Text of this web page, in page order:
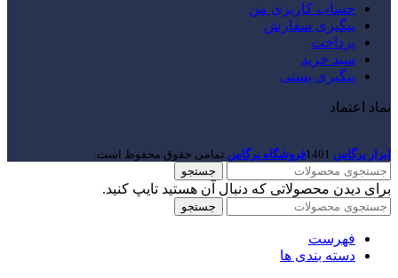
حساب کاربری من
پیگیری سفارش
پرداخت
سبد خرید
پیگیری پستی
نماد اعتماد
ابزار پرگاس 1401فروشگاه پرگاس.تمامی حقوق محفوظ است.
جستجو
برای دیدن محصولاتی که دنبال آن هستید تایپ کنید.
جستجو
فهرست
دسته بندی ها